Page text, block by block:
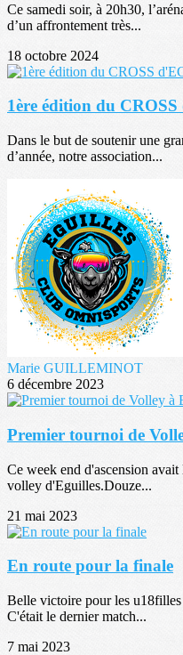
Ce samedi soir, à 20h30,
d’un affrontement très...
18 octobre 2024
1ère édition du
Dans le but de soutenir une
d’année, notre association...
Marie GUILLEMINOT
6 décembre 2023
Premier tournoi de
Ce week end d'ascension
volley d'Eguilles.Douze...
21 mai 2023
En route pour la finale
Belle victoire pour les
C'était le dernier match...
7 mai 2023